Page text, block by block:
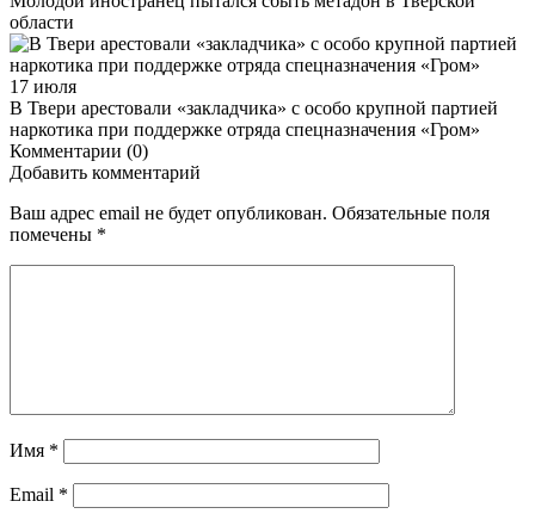
области
17 июля
В Твери арестовали «закладчика» с особо крупной партией
наркотика при поддержке отряда спецназначения «Гром»
Комментарии (0)
Добавить комментарий
Ваш адрес email не будет опубликован. Обязательные поля
помечены *
Имя *
Email *